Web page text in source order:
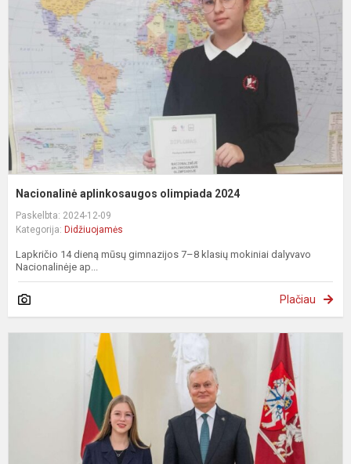
Nacionalinė aplinkosaugos olimpiada 2024
Paskelbta: 2024-12-09
Kategorija: Didžiuojamės
Lapkričio 14 dieną mūsų gimnazijos 7–8 klasių mokiniai dalyvavo
Nacionalinėje ap...
Plačiau